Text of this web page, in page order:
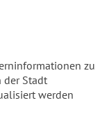
zu
der Stadt
werden